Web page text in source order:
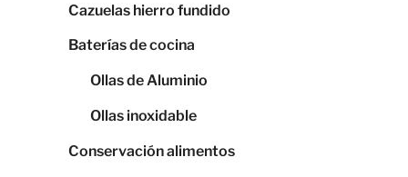
Cazuelas hierro fundido
Baterías de cocina
Ollas de Aluminio
Ollas inoxidable
Conservación alimentos